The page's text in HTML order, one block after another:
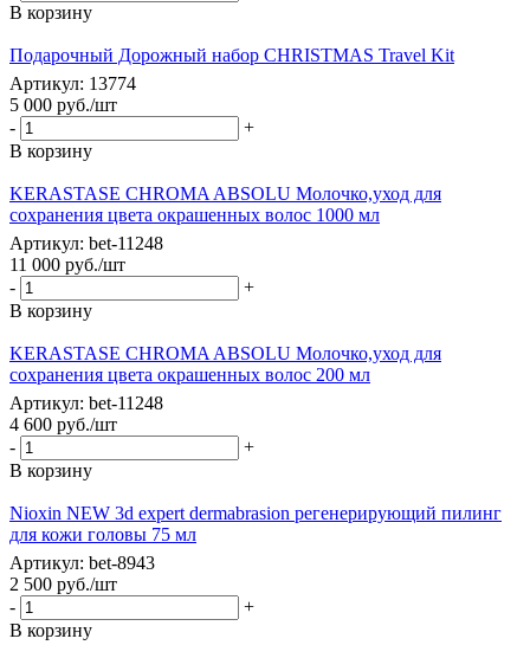
В корзину
Подарочный Дорожный набор CHRISTMAS Travel Kit
Артикул: 13774
5 000 руб./шт
-
+
В корзину
KERASTASE CHROMA ABSOLU Молочко,уход для
сохранения цвета окрашенных волос 1000 мл
Артикул: bet-11248
11 000 руб./шт
-
+
В корзину
KERASTASE CHROMA ABSOLU Молочко,уход для
сохранения цвета окрашенных волос 200 мл
Артикул: bet-11248
4 600 руб./шт
-
+
В корзину
Nioxin NEW 3d expert dermabrasion регенерирующий пилинг
для кожи головы 75 мл
Артикул: bet-8943
2 500 руб./шт
-
+
В корзину